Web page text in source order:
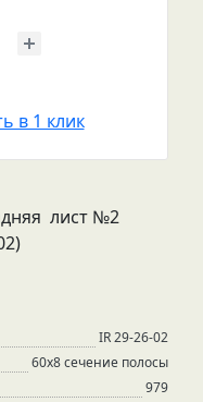
в 1 клик
лист №2
IR 29-26-02
60х8 сечение полосы
979